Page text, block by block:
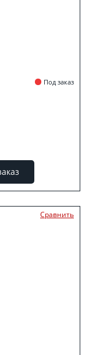
Под заказ
Сравнить